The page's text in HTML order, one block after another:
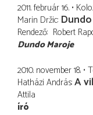
2011. február 16.
Marin Držic
Rendező Robert
Dundo Maroje
2010. november 18.
Hatházi András A
Attila
író